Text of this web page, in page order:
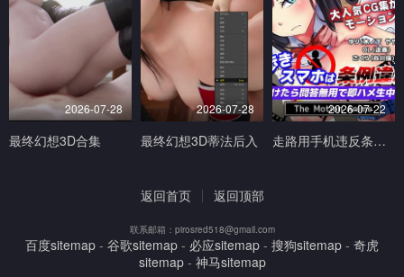
2026-07-28
最终幻想3D合集
2026-07-28
最终幻想3D蒂法后入
2026-07-22
走路用手机违反条例发现到就问答无用马上无套抽插中出TheMotionAnimed_177879
返回首页 返回顶部
联系邮箱：pirosred518@gmail.com
百度sitemap - 谷歌sitemap - 必应sitemap - 搜狗sitemap - 奇虎
sitemap- 神马sitemap